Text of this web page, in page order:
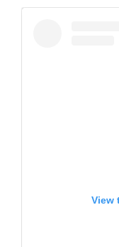
View